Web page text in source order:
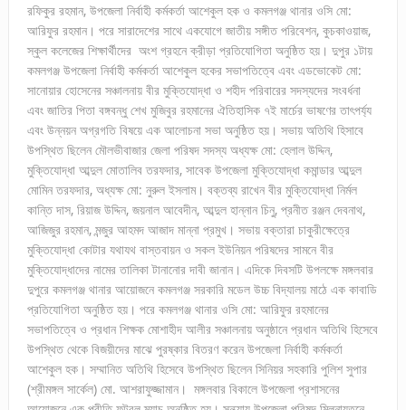
রফিকুর রহমান, উপজেলা নির্বাহী কর্মকর্তা আশেকুল হক ও কমলগঞ্জ থানার ওসি মো:
আরিফুর রহমান। পরে সারাদেশের সাথে একযোগে জাতীয় সঙ্গীত পরিবেশন, কুচকাওয়াজ,
স্কুল কলেজের শিক্ষার্থীদের অংশ গ্রহনে ক্রীড়া প্রতিযোগিতা অনুষ্ঠিত হয়। দুপুর ১টায়
কমলগঞ্জ উপজেলা নির্বাহী কর্মকর্তা আশেকুল হকের সভাপতিত্বে এবং এডভোকেট মো:
সানোয়ার হোসেনের সঞ্চালনায় বীর মুক্তিযোদ্ধা ও শহীদ পরিবারের সদস্যদের সংবর্ধনা
এবং জাতির পিতা বঙ্গবন্ধু শেখ মুজিবুর রহমানের ঐতিহাসিক ৭ই মার্চের ভাষণের তাৎপর্য্য
এবং উন্নয়ন অগ্রগতি বিষয়ে এক আলোচনা সভা অনুষ্ঠিত হয়। সভায় অতিথি হিসাবে
উপস্থিত ছিলেন মৌলভীবাজার জেলা পরিষদ সদস্য অধ্যক্ষ মো: হেলাল উদ্দিন,
মুক্তিযোদ্ধা আব্দুল মোতালিব তরফদার, সাবেক উপজেলা মুক্তিযোদ্ধা কমান্ডার আব্দুল
মোমিন তরফদার, অধ্যক্ষ মো: নুরুল ইসলাম। বক্তব্য রাখেন বীর মুক্তিযোদ্ধা নির্মল
কান্তি দাস, রিয়াজ উদ্দিন, জয়নাল আবেদীন, আব্দুল হান্নান চিনু, প্রনীত রঞ্জন দেবনাথ,
আজিজুর রহমান, মন্জুর আহমদ আজাদ মান্না প্রমুখ। সভায় বক্তারা চাকুরীক্ষেত্রে
মুক্তিযোদ্ধা কোটার যথাযথ বাস্তবায়ন ও সকল ইউনিয়ন পরিষদের সামনে বীর
মুক্তিযোদ্ধাদের নামের তালিকা টানানোর দাবী জানান। এদিকে দিবসটি উপলক্ষে মঙ্গলবার
দুপুরে কমলগঞ্জ থানার আয়োজনে কমলগঞ্জ সরকারি মডেল উচ্চ বিদ্যালয় মাঠে এক কাবাডি
প্রতিযোগিতা অনুষ্ঠিত হয়। পরে কমলগঞ্জ থানার ওসি মো: আরিফুর রহমানের
সভাপতিত্বে ও প্রধান শিক্ষক মোশাহীদ আলীর সঞ্চালনায় অনুষ্ঠানে প্রধান অতিথি হিসেবে
উপস্থিত থেকে বিজয়ীদের মাঝে পুরষ্কার বিতরণ করেন উপজেলা নির্বাহী কর্মকর্তা
আশেকুল হক। সম্মানিত অতিথি হিসেবে উপস্থিত ছিলেন সিনিয়র সহকারি পুলিশ সুপার
(শ্রীমঙ্গল সার্কেল) মো. আশরাফুজ্জামান। মঙ্গলবার বিকালে উপজেলা প্রশাসনের